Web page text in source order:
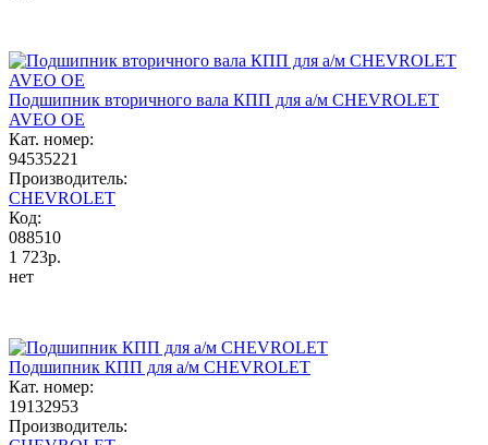
Подшипник вторичного вала КПП для а/м CHEVROLET
AVEO OE
Кат. номер:
94535221
Производитель:
CHEVROLET
Код:
088510
1 723р.
нет
Подшипник КПП для а/м CHEVROLET
Кат. номер:
19132953
Производитель: